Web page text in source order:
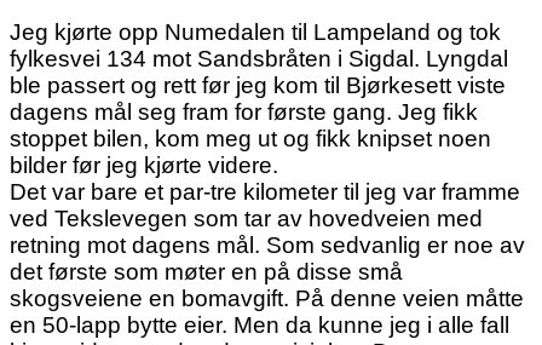
Jeg kjørte opp Numedalen til Lampeland og tok
fylkesvei 134 mot Sandsbråten i Sigdal. Lyngdal
ble passert og rett før jeg kom til Bjørkesett viste
dagens mål seg fram for første gang. Jeg fikk
stoppet bilen, kom meg ut og fikk knipset noen
bilder før jeg kjørte videre.
Det var bare et par-tre kilometer til jeg var framme
ved Tekslevegen som tar av hovedveien med
retning mot dagens mål. Som sedvanlig er noe av
det første som møter en på disse små
skogsveiene en bomavgift. På denne veien måtte
en 50-lapp bytte eier. Men da kunne jeg i alle fall